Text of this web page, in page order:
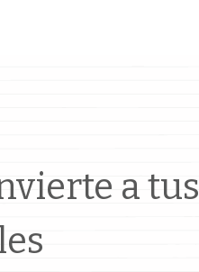
a tus